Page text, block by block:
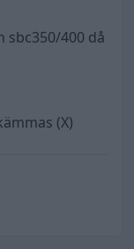
sbc350/400 då
(X)